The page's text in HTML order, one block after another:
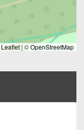
Leaflet | ©OpenStreetMap